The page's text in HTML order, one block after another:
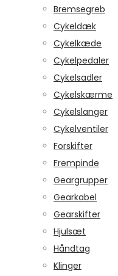
Bremsegreb
Cykeldæk
Cykelkæde
Cykelpedaler
Cykelsadler
Cykelskærme
Cykelslanger
Cykelventiler
Forskifter
Frempinde
Geargrupper
Gearkabel
Gearskifter
Hjulsæt
Håndtag
Klinger